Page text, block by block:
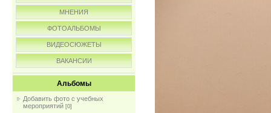
МНЕНИЯ
ФОТОАЛЬБОМЫ
ВИДЕОСЮЖЕТЫ
ВАКАНСИИ
Альбомы
Добавить фото с учебных
мероприятий [0]